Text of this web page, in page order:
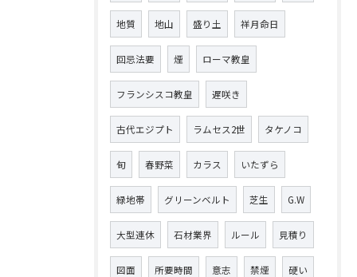
地質 地山 盛り土 祥月命日
回忌法要 煙 ローマ教皇
フランシスコ教皇 遅咲き
古代エジプト ラムセス2世 タケノコ
旬 春野菜 カラス いたずら
緑地帯 グリーンベルト 芝生 G.W
大型連休 石材業界 ルール 見積り
図面 所要時間 意志 禁煙 硬い